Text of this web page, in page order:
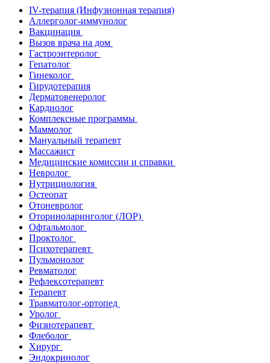
IV-терапия (Инфузионная терапия)
Аллерголог-иммунолог
Вакцинация
Вызов врача на дом
Гастроэнтеролог
Гепатолог
Гинеколог
Гирудотерапия
Дерматовенеролог
Кардиолог
Комплексные программы
Маммолог
Мануальный терапевт
Массажист
Медицинские комиссии и справки
Невролог
Нутрициология
Остеопат
Отоневролог
Оториноларинголог (ЛОР)
Офтальмолог
Проктолог
Психотерапевт
Пульмонолог
Ревматолог
Рефлексотерапевт
Терапевт
Травматолог-ортопед
Уролог
Физиотерапевт
Флеболог
Хирург
Эндокринолог